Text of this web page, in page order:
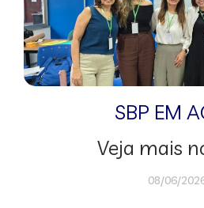
SBP EM
Veja mais
08/06/